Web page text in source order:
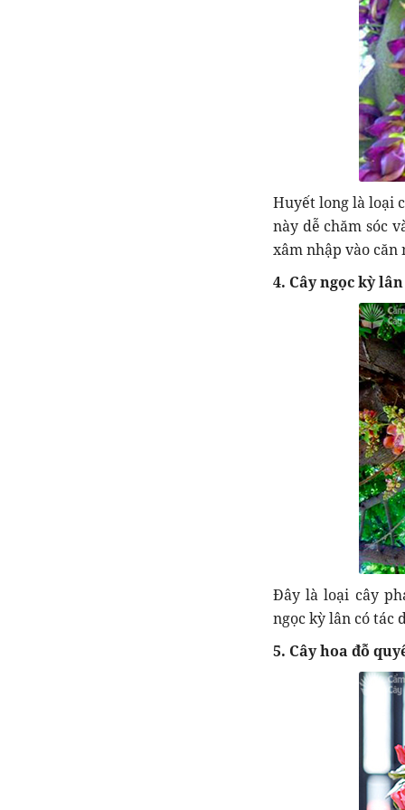
Huyết long là loại
này dễ chăm sóc
xâm nhập vào căn
4. Cây ngọc kỳ lân
Đây là loại cây
ngọc kỳ lân có tác
5. Cây hoa đỗ